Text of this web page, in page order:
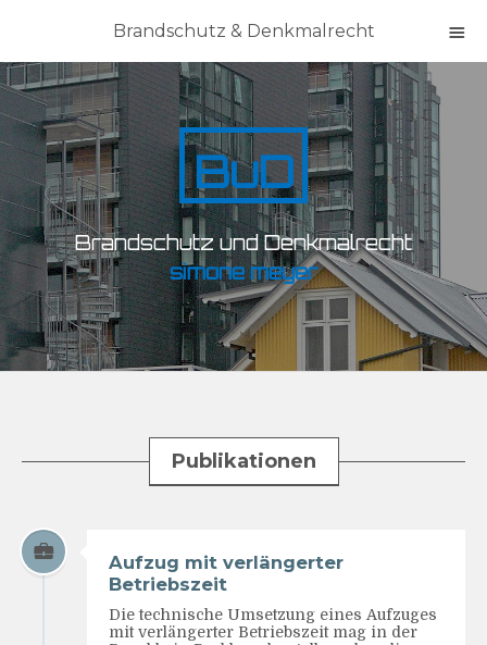
Brandschutz & Denkmalrecht
BuD
Brandschutz und Denkmalrecht
simone meyer
Publikationen
Aufzug mit verlängerter
Betriebszeit
Die technische Umsetzung eines Aufzuges
mit verlängerter Betriebszeit mag in der